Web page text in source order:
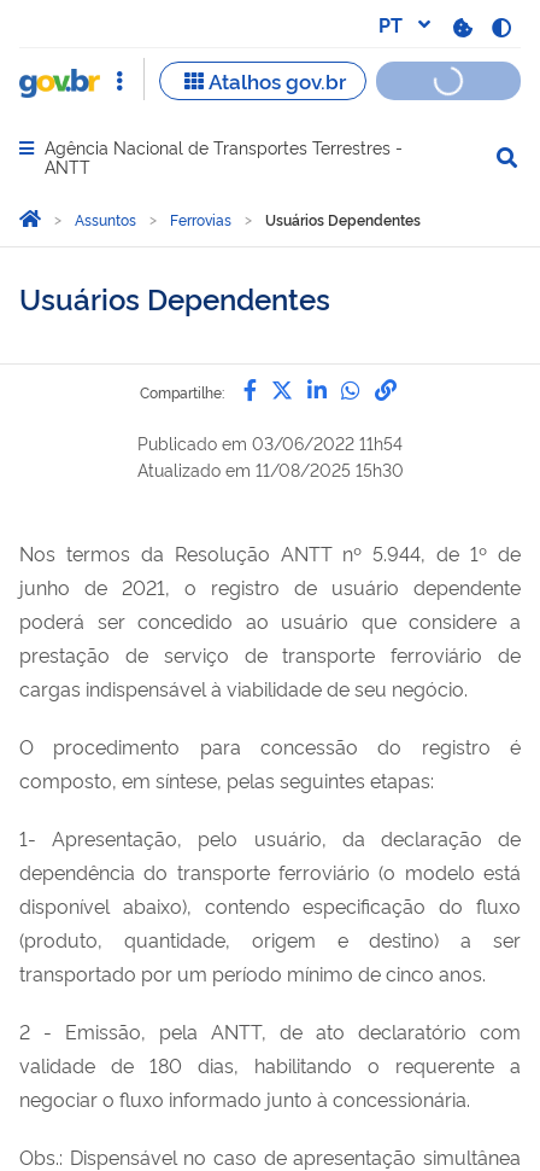
Abrir menu principal de navegação
Agência Nacional de Transportes Terrestres -
ANTT
Você está aqui:
Página Inicial
Assuntos Ferrovias Usuários Dependentes
Usuários Dependentes
Compartilhe: Compartilhe por Facebook
Compartilhe por Twitter
Compartilhe por
Compartilhe
link para
Publicado em 03/06/2022 11h54
Atualizado em 11/08/2025 15h30
Nos termos da Resolução ANTT nº 5.944, de 1º de
junho de 2021, o registro de usuário dependente
poderá ser concedido ao usuário que considere a
prestação de serviço de transporte ferroviário de
cargas indispensável à viabilidade de seu negócio.
O procedimento para concessão do registro é
composto, em síntese, pelas seguintes etapas:
1- Apresentação, pelo usuário, da declaração de
dependência do transporte ferroviário (o modelo está
disponível abaixo), contendo especificação do fluxo
(produto, quantidade, origem e destino) a ser
transportado por um período mínimo de cinco anos.
2 - Emissão, pela ANTT, de ato declaratório com
validade de 180 dias, habilitando o requerente a
negociar o fluxo informado junto à concessionária.
Obs.: Dispensável no caso de apresentação simultânea